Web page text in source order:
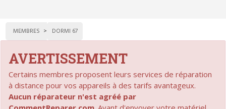
MEMBRES DORMI 67
AVERTISSEMENT
Certains membres proposent leurs services de réparation
à distance pour vos appareils à des tarifs avantageux.
Aucun réparateur n'est agréé par